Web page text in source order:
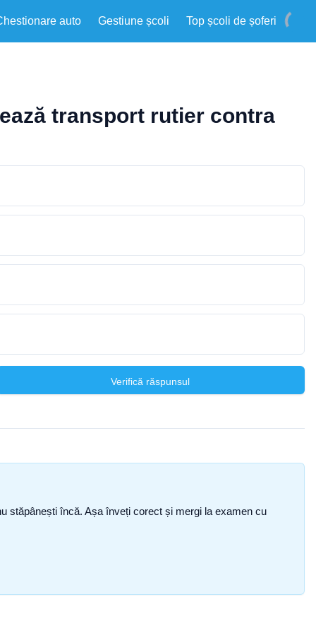
auto Gestiune școli Top școli de șoferi
transport rutier contra
Verifică răspunsul
stăpânești încă. Așa înveți corect și mergi la examen cu